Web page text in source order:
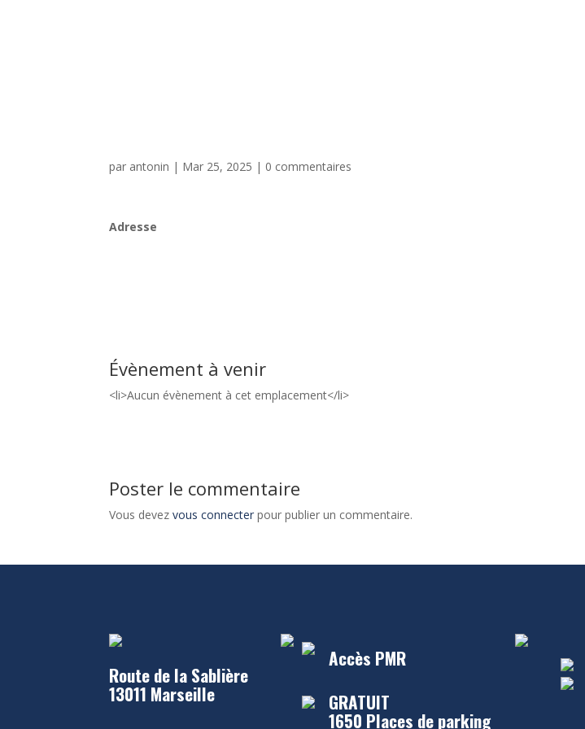
par antonin | Mar 25, 2025 | 0 commentaires
Adresse
Évènement à venir
<li>Aucun évènement à cet emplacement</li>
Poster le commentaire
Vous devezvous connecter pour publier un commentaire.
Route de la Sablière
13011 Marseille
Accès PMR
GRATUIT
1650 Places de parking